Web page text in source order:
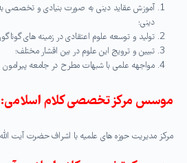
آموزش عقاید دینی به صورت بنیادی و تخصصی
دینی؛
تولید و توسعه علوم اعتقادی در زمینه های
تبیین و ترویج این علوم در بین اقشار مختلف؛
مواجهه علمی با شبهات مطرح در جامعه پیرامون
موسس مرکز تخصصی کلام اسلامی:
مرکز مدیریت حوزه های علمیه با اشراف حضرت آیت